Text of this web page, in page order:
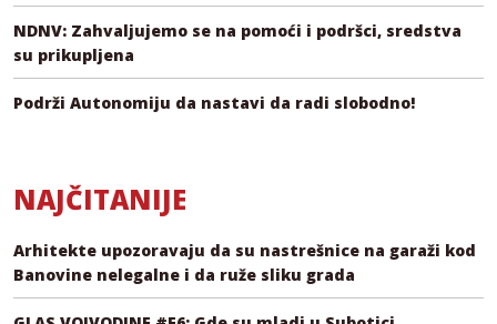
NDNV: Zahvaljujemo se na pomoći i podršci, sredstva
su prikupljena
Podrži Autonomiju da nastavi da radi slobodno!
NAJČITANIJE
Arhitekte upozoravaju da su nastrešnice na garaži kod
Banovine nelegalne i da ruže sliku grada